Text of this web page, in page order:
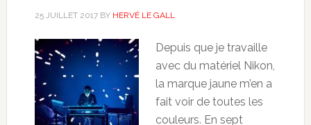
25 JUILLET 2017BY HERVÉ LE GALL
Depuis que je travaille
avec du matériel Nikon,
la marque jaune m’en a
fait voir de toutes les
couleurs. En sept